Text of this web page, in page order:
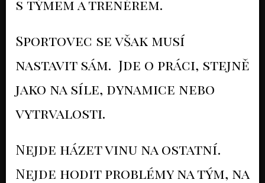
s týmem a trenérem.
Sportovec se však musí
nastavit sám. Jde o práci, stejně
jako na síle, dynamice nebo
vytrvalosti.
Nejde házet vinu na ostatní.
Nejde hodit problémy na tým, na